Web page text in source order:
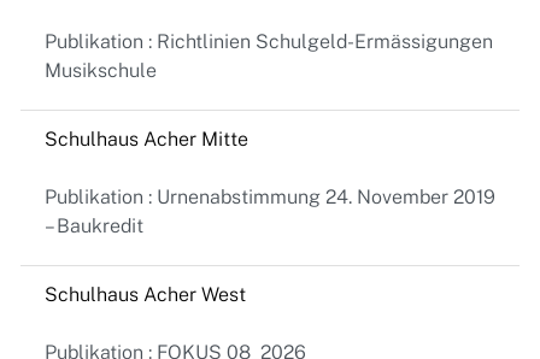
Publikation : Richtlinien Schulgeld-Ermässigungen
Musikschule
Schulhaus Acher Mitte
Publikation : Urnenabstimmung 24. November 2019
– Baukredit
Schulhaus Acher West
Publikation : FOKUS 08_2026